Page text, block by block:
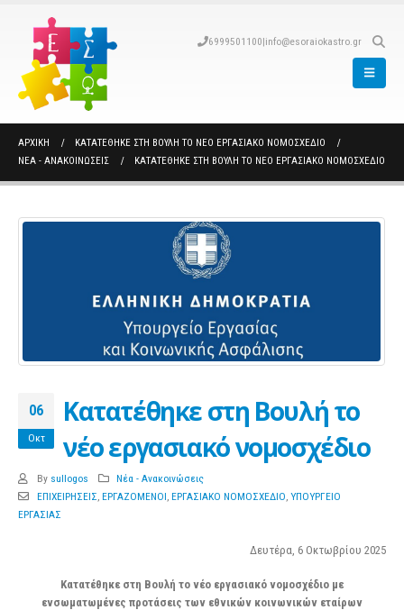
6999501100|info@esoraiokastro.gr
ΑΡΧΙΚΉ
ΚΑΤΑΤΈΘΗΚΕ ΣΤΗ ΒΟΥΛΉ ΤΟ ΝΈΟ ΕΡΓΑΣΙΑΚΌ ΝΟΜΟΣΧΈΔΙΟ
ΝΈΑ - ΑΝΑΚΟΙΝΏΣΕΙΣ
ΚΑΤΑΤΈΘΗΚΕ ΣΤΗ ΒΟΥΛΉ ΤΟ ΝΈΟ ΕΡΓΑΣΙΑΚΌ ΝΟΜΟΣΧΈΔΙΟ
06
Οκτ
Κατατέθηκε στη Βουλή το
νέο εργασιακό νομοσχέδιο
By sullogos
Νέα - Ανακοινώσεις
ΕΠΙΧΕΙΡΗΣΕΙΣ ΕΡΓΑΖΟΜΕΝΟΙ ΕΡΓΑΣΙΑΚΟ ΝΟΜΟΣΧΕΔΙΟ ΥΠΟΥΡΓΕΙΟ
ΕΡΓΑΣΙΑΣ
Δευτέρα, 6 Οκτωβρίου 2025
Κατατέθηκε στη Βουλή το νέο εργασιακό νομοσχέδιο με
ενσωματωμένες προτάσεις των εθνικών κοινωνικών εταίρων